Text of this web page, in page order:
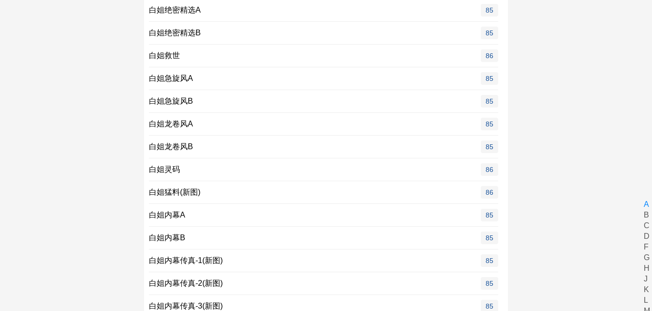
白姐绝密精选A 85
白姐绝密精选B 85
白姐救世 86
白姐急旋风A 85
白姐急旋风B 85
白姐龙卷风A 85
白姐龙卷风B 85
白姐灵码 86
白姐猛料(新图) 86
白姐内幕A 85
白姐内幕B 85
白姐内幕传真-1(新图) 85
白姐内幕传真-2(新图) 85
白姐内幕传真-3(新图) 85
A
B
C
D
F
G
H
J
K
L